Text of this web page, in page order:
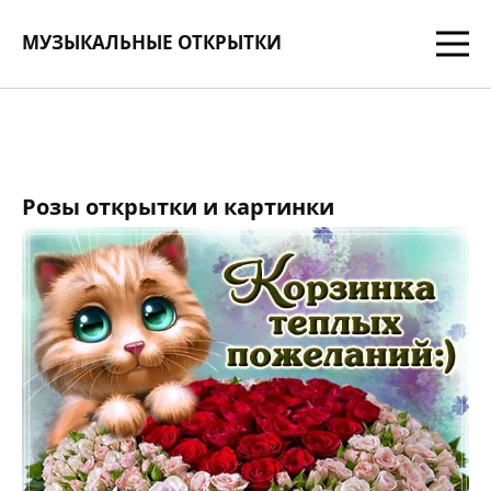
МУЗЫКАЛЬНЫЕ ОТКРЫТКИ
Розы открытки и картинки